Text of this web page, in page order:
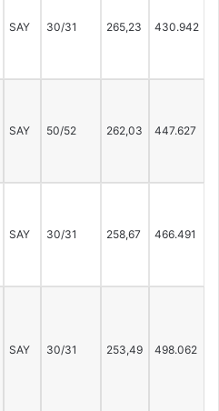
SAY 30/31 265,23 430.942
SAY 50/52 262,03 447.627
SAY 30/31 258,67 466.491
SAY 30/31 253,49 498.062